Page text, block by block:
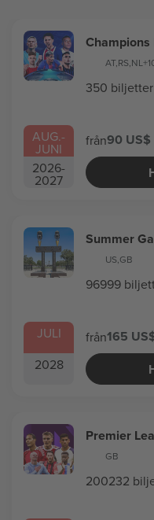
AUG.-
JUNI
2026-
2027
Champions
AT,RS,NL
350 biljetter
från90 US$
JULI
2028
Summer
US,GB
96999
från165
Premier
GB
200232